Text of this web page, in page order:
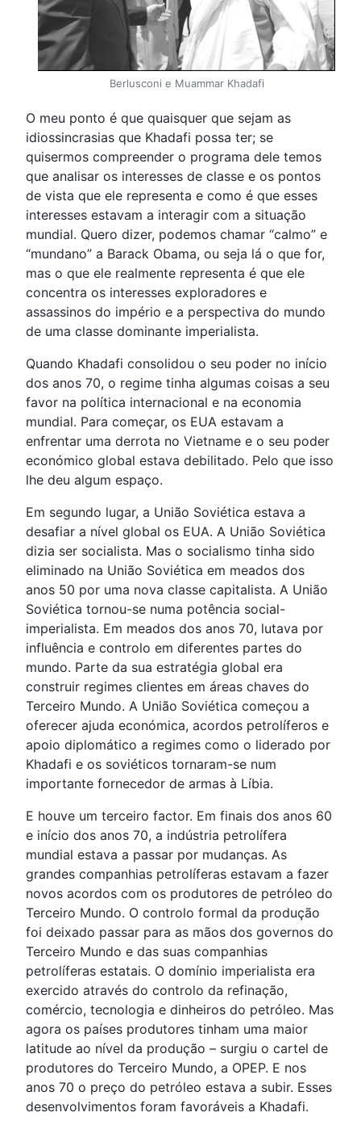
Berlusconi e Muammar Khadafi
O meu ponto é que quaisquer que sejam as
idiossincrasias que Khadafi possa ter; se
quisermos compreender o programa dele temos
que analisar os interesses de classe e os pontos
de vista que ele representa e como é que esses
interesses estavam a interagir com a situação
mundial. Quero dizer, podemos chamar “calmo” e
“mundano” a Barack Obama, ou seja lá o que for,
mas o que ele realmente representa é que ele
concentra os interesses exploradores e
assassinos do império e a perspectiva do mundo
de uma classe dominante imperialista.
Quando Khadafi consolidou o seu poder no início
dos anos 70, o regime tinha algumas coisas a seu
favor na política internacional e na economia
mundial. Para começar, os EUA estavam a
enfrentar uma derrota no Vietname e o seu poder
económico global estava debilitado. Pelo que isso
lhe deu algum espaço.
Em segundo lugar, a União Soviética estava a
desafiar a nível global os EUA. A União Soviética
dizia ser socialista. Mas o socialismo tinha sido
eliminado na União Soviética em meados dos
anos 50 por uma nova classe capitalista. A União
Soviética tornou-se numa potência social-
imperialista. Em meados dos anos 70, lutava por
influência e controlo em diferentes partes do
mundo. Parte da sua estratégia global era
construir regimes clientes em áreas chaves do
Terceiro Mundo. A União Soviética começou a
oferecer ajuda económica, acordos petrolíferos e
apoio diplomático a regimes como o liderado por
Khadafi e os soviéticos tornaram-se num
importante fornecedor de armas à Líbia.
E houve um terceiro factor. Em finais dos anos 60
e início dos anos 70, a indústria petrolífera
mundial estava a passar por mudanças. As
grandes companhias petrolíferas estavam a fazer
novos acordos com os produtores de petróleo do
Terceiro Mundo. O controlo formal da produção
foi deixado passar para as mãos dos governos do
Terceiro Mundo e das suas companhias
petrolíferas estatais. O domínio imperialista era
exercido através do controlo da refinação,
comércio, tecnologia e dinheiros do petróleo. Mas
agora os países produtores tinham uma maior
latitude ao nível da produção – surgiu o cartel de
produtores do Terceiro Mundo, a OPEP. E nos
anos 70 o preço do petróleo estava a subir. Esses
desenvolvimentos foram favoráveis a Khadafi.